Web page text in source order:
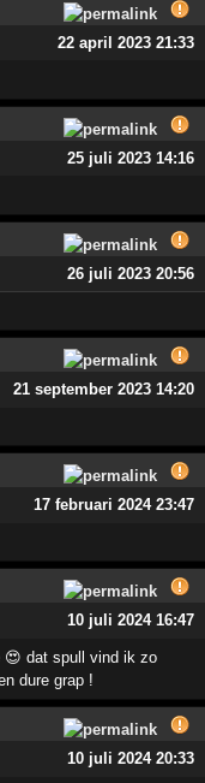
22 april 2023 21:33
25 juli 2023 14:16
26 juli 2023 20:56
21 september 2023 14:20
17 februari 2024 23:47
10 juli 2024 16:47
😍 dat spull vind ik zo
dure grap !
10 juli 2024 20:33